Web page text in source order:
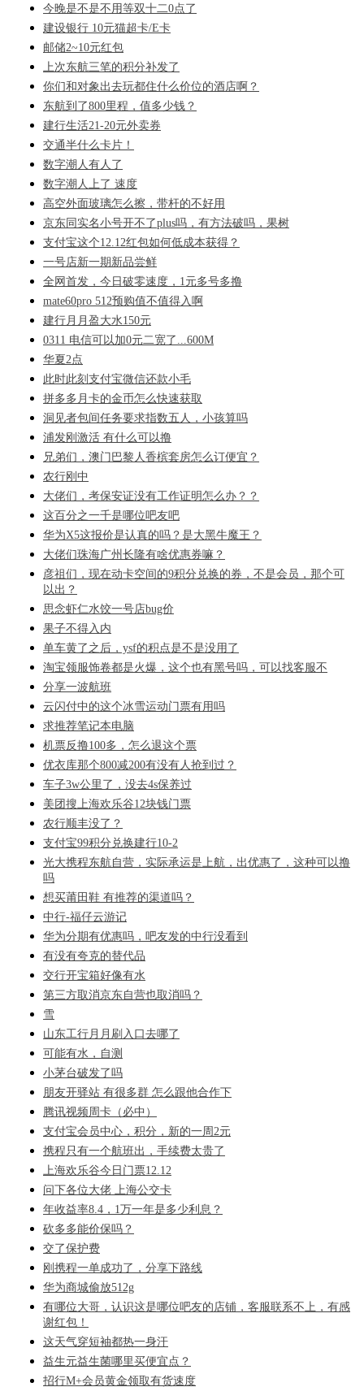
今晚是不是不用等双十二0点了
建设银行 10元猫超卡/E卡
邮储2~10元红包
上次东航三笔的积分补发了
你们和对象出去玩都住什么价位的酒店啊？
东航到了800里程，值多少钱？
建行生活21-20元外卖券
交通半什么卡片！
数字潮人有人了
数字潮人上了 速度
高空外面玻璃怎么擦，带杆的不好用
京东同实名小号开不了plus吗，有方法破吗，果树
支付宝这个12.12红包如何低成本获得？
一号店新一期新品尝鲜
全网首发，今日破零速度，1元多号多撸
mate60pro 512预购值不值得入啊
建行月月盈大水150元
0311 电信可以加0元二宽了...600M
华夏2点
此时此刻支付宝微信还款小毛
拼多多月卡的金币怎么快速获取
洞见者包间任务要求指数五人，小孩算吗
浦发刚激活 有什么可以撸
兄弟们，澳门巴黎人香槟套房怎么订便宜？
农行刚中
大佬们，考保安证没有工作证明怎么办？？
这百分之一千是哪位吧友吧
华为X5这报价是认真的吗？是大黑牛魔王？
大佬们珠海广州长隆有啥优惠券嘛？
彦祖们，现在动卡空间的9积分兑换的券，不是会员，那个可
以出？
思念虾仁水饺一号店bug价
果子不得入内
单车黄了之后，ysf的积点是不是没用了
淘宝领服饰卷都是火爆，这个也有黑号吗，可以找客服不
分享一波航班
云闪付中的这个冰雪运动门票有用吗
求推荐笔记本电脑
机票反撸100多，怎么退这个票
优衣库那个800减200有没有人抢到过？
车子3w公里了，没去4s保养过
美团搜上海欢乐谷12块钱门票
农行顺丰没了？
支付宝99积分兑换建行10-2
光大携程东航自营，实际承运是上航，出优惠了，这种可以撸
吗
想买莆田鞋 有推荐的渠道吗？
中行-福仔云游记
华为分期有优惠吗，吧友发的中行没看到
有没有夸克的替代品
交行开宝箱好像有水
第三方取消京东自营也取消吗？
雪
山东工行月月刷入口去哪了
可能有水，自测
小茅台破发了吗
朋友开驿站 有很多群 怎么跟他合作下
腾讯视频周卡（必中）
支付宝会员中心，积分，新的一周2元
携程只有一个航班出，手续费太贵了
上海欢乐谷今日门票12.12
问下各位大佬 上海公交卡
年收益率8.4，1万一年是多少利息？
砍多多能价保吗？
交了保护费
刚携程一单成功了，分享下路线
华为商城偷放512g
有哪位大哥，认识这是哪位吧友的店铺，客服联系不上，有感
谢红包！
这天气穿短袖都热一身汗
益生元益生菌哪里买便宜点？
招行M+会员黄金领取有货速度